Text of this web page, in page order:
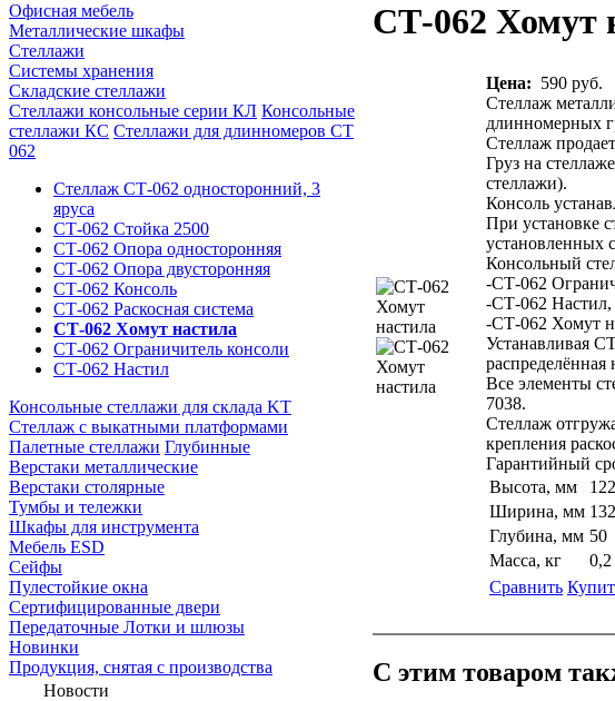
Офисная мебель
Металлические шкафы
Стеллажи
Системы хранения
Складские стеллажи
Стеллажи консольные серии КЛ Консольные
стеллажи КС Стеллажи для длинномеров СТ
062
Стеллаж СТ-062 односторонний, 3
яруса
СТ-062 Стойка 2500
СТ-062 Опора односторонняя
СТ-062 Опора двусторонняя
СТ-062 Консоль
СТ-062 Раскосная система
СТ-062 Хомут настила
СТ-062 Ограничитель консоли
СТ-062 Настил
Консольные стеллажи для склада KT
Стеллаж с выкатными платформами
Палетные стеллажи Глубинные
Верстаки металлические
Верстаки столярные
Тумбы и тележки
Шкафы для инструмента
Мебель ESD
Сейфы
Пулестойкие окна
Сертифицированные двери
Передаточные Лотки и шлюзы
Новинки
Продукция, снятая с производства
Новости
СТ-062 Хомут
Цена: 590 руб.
Стеллаж
длинномерных
Стеллаж
Груз на
стеллажи).
Консоль
При установке
установленных
Консольный
-СТ-062
-СТ-062 Настил,
-СТ-062 Хомут
Устанавливая
распределённая
Все элементы
7038.
Стеллаж
крепления
Гарантийный
Высота, мм
Ширина, мм
Глубина, мм 50
Масса, кг
0,2
Сравнить
С этим товаром